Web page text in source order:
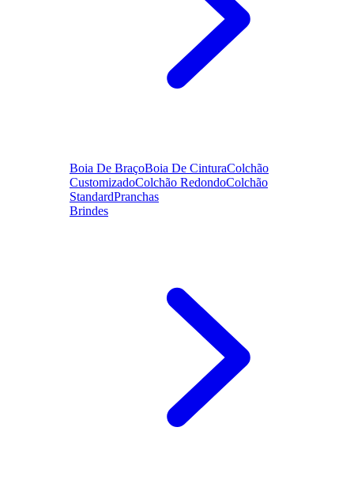
Boia De BraçoBoia De CinturaColchão
CustomizadoColchão RedondoColchão
StandardPranchas
Brindes